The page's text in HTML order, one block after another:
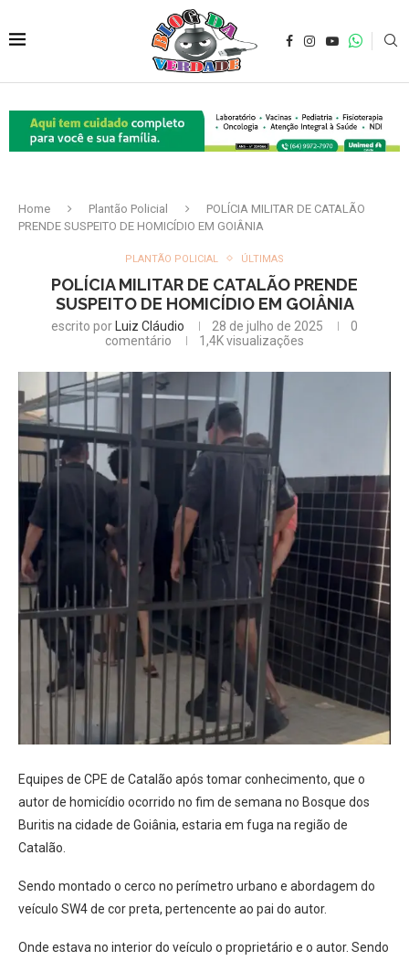
Home Plantão Policial
POLÍCIA MILITAR DE CATALÃO
PRENDE SUSPEITO DE HOMICÍDIO EM GOIÂNIA
PLANTÃO POLICIAL ÚLTIMAS
POLÍCIA MILITAR DE CATALÃO PRENDE
SUSPEITO DE HOMICÍDIO EM GOIÂNIA
escrito por Luiz Cláudio 28 de julho de 2025
0
comentário
1,4Kvisualizações
Equipes de CPE de Catalão após tomar conhecimento, que o
autor de homicídio ocorrido no fim de semana no Bosque dos
Buritis na cidade de Goiânia, estaria em fuga na região de
Catalão.
Sendo montado o cerco no perímetro urbano e abordagem do
veículo SW4 de cor preta, pertencente ao pai do autor.
Onde estava no interior do veículo o proprietário e o autor. Sendo